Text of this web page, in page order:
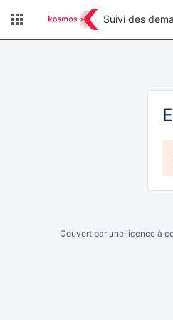
Suivi des
Couvert par une licence à